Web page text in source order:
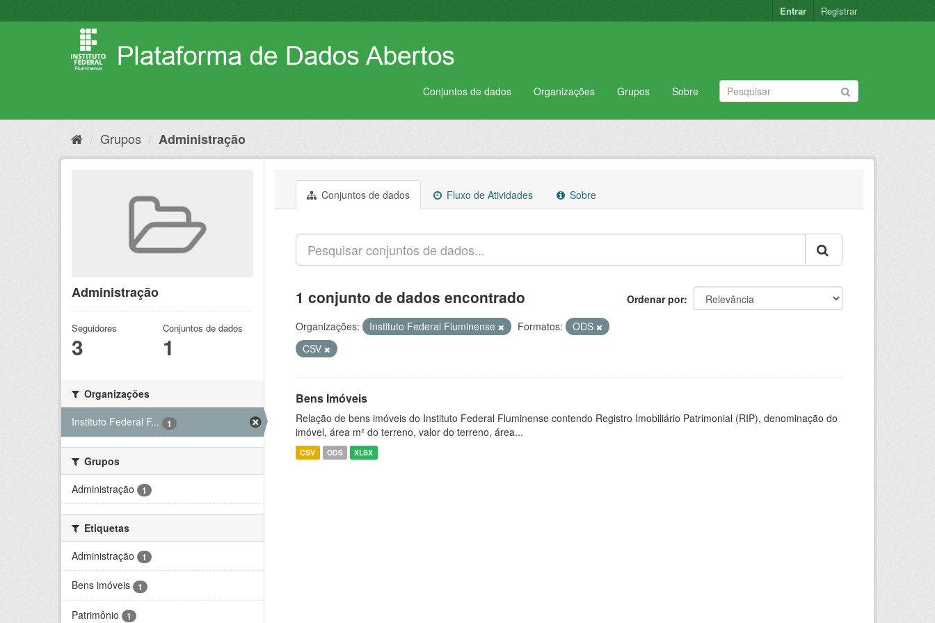
para
Entrar Registrar
Conjuntos de dados Organizações Grupos Sobre
Grupos Administração
Administração
Seguidores
3
Conjuntos de dados
1
Organizações
Instituto Federal F...
1
Grupos
Administração
1
Etiquetas
Administração
1
Bens imóveis 1
Patrimônio 1
Conjuntos de dados Fluxo de Atividades Sobre
Ordenar por
1 conjunto de dados encontrado
Organizações: Instituto Federal Fluminense Formatos:
ODS
CSV
Bens Imóveis
Relação de bens imóveis do Instituto Federal Fluminense contendo Registro Imobiliário Patrimonial (RIP), denominação do
imóvel, área m² do terreno, valor do terreno, área...
CSV ODS XLSX